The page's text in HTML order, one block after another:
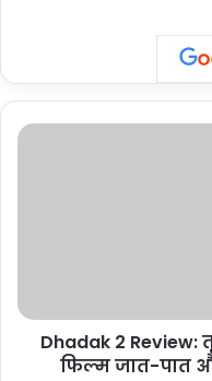
Dhadak
फिल्म
जात-Dhadak 2 Review:
फिल्म जात-पात